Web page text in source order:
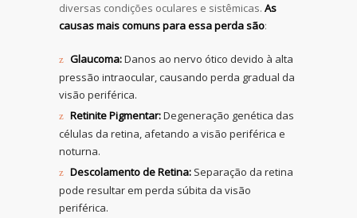
diversas condições oculares e sistêmicas. As
causas mais comuns para essa perda são:
Glaucoma:Danos ao nervo ótico devido à alta
pressão intraocular, causando perda gradual da
visão periférica.
Retinite Pigmentar:Degeneração genética das
células da retina, afetando a visão periférica e
noturna.
Descolamento de Retina: Separação da retina
pode resultar em perda súbita da visão
periférica.